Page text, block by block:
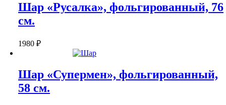
Шар «Русалка», фольгированный, 76
см.
1980 ₽
Шар «Супермен», фольгированный,
58 см.